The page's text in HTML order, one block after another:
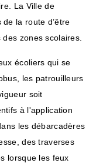
La Ville de
la route d’être
zones scolaires.
écoliers qui se
les patrouilleurs
soit
à l'application
les débarcadères
des traverses
lorsque les feux